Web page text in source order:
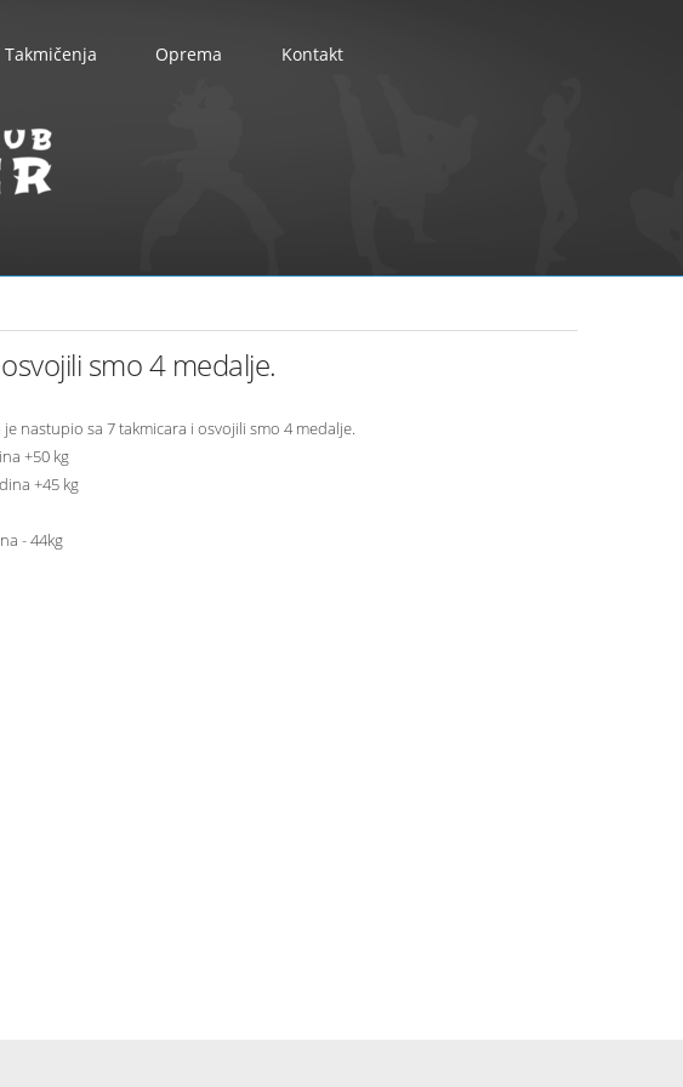
Takmičenja Oprema Kontakt
smo 4 medalje.
nastupio sa 7 takmicara i osvojili smo 4 medalje.
+50 kg
+45 kg
- 44kg